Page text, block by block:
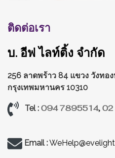
ติดต่อเรา
บ. อีฟ ไลท์ติ้ง จำกัด
256 ลาดพร้าว 84 แขวง วังทอ
กรุงเทพมหานคร 10310
Tel : 094 7895514,
Email :